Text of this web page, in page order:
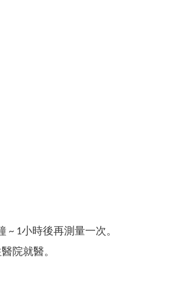
1小時後再測量一次。
院就醫。